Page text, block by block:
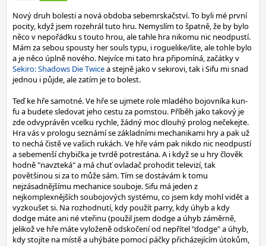
Nový druh bolesti a nová obdoba sebemrskačství. To byli mé první
pocity, když jsem rozehrál tuto hru. Nemyslím to špatně, že by bylo
něco v nepořádku s touto hrou, ale tahle hra nikomu nic neodpustí.
Mám za sebou spousty her souls typu, i roguelike/lite, ale tohle bylo
a je něco úplně nového. Nejvíce mi tato hra připomíná, začátky v
Sekiro: Shadows Die Twicea stejně jako v sekirovi, tak i Sifu mi snad
jednou i půjde, ale zatím je to bolest.
Teď ke hře samotné. Ve hře se ujmete role mladého bojovníka kun-
fu a budete sledovat jeho cestu za pomstou. Příběh jako takový je
zde odvyprávěn vcelku rychle, žádný moc dlouhý prolog nečekejte.
Hra vás v prologu seznámí se základními mechanikami hry a pak už
to nechá čistě ve vašich rukách. Ve hře vám pak nikdo nic neodpustí
a sebemenší chybička je tvrdě potrestána. A i když se u hry člověk
hodně "navzteká" a má chuť ovladač prohodit televizí, tak
povětšinou si za to může sám. Tím se dostávám k tomu
nejzásadnějšímu mechanice souboje. Sifu má jeden z
nejkomplexnějších soubojových systému, co jsem kdy mohl vidět a
vyzkoušet si. Na rozhodnutí, kdy použít parry, kdy úhyb a kdy
dodge máte ani né vteřinu (použil jsem dodge a úhyb záměrně,
jelikož ve hře máte vyloženě odskočení od nepřítel "dodge" a úhyb,
kdy stojíte na místě a uhýbáte pomocí páčky přicházejícím útokům,